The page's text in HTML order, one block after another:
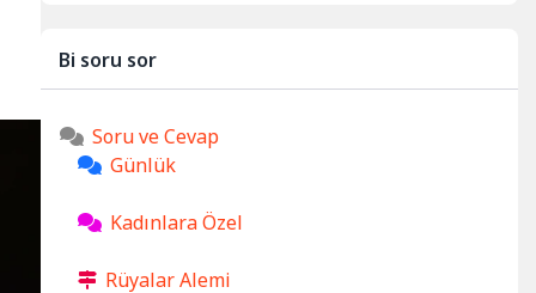
Bi soru sor
Soru ve Cevap
Günlük
Kadınlara Özel
Rüyalar Alemi